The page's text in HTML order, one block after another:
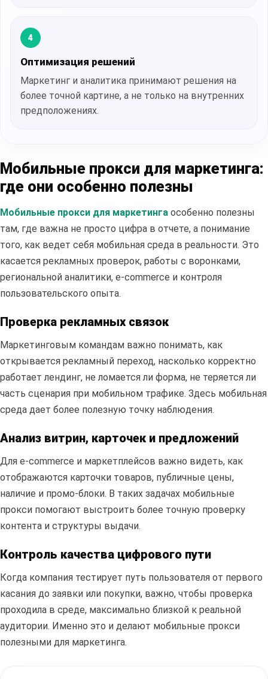
4
Оптимизация решений
Маркетинг и аналитика принимают решения на
более точной картине, а не только на внутренних
предположениях.
Мобильные прокси для маркетинга:
где они особенно полезны
Мобильные прокси для маркетинга особенно полезны
там, где важна не просто цифра в отчете, а понимание
того, как ведет себя мобильная среда в реальности. Это
касается рекламных проверок, работы с воронками,
региональной аналитики, e-commerce и контроля
пользовательского опыта.
Проверка рекламных связок
Маркетинговым командам важно понимать, как
открывается рекламный переход, насколько корректно
работает лендинг, не ломается ли форма, не теряется ли
часть сценария при мобильном трафике. Здесь мобильная
среда дает более полезную точку наблюдения.
Анализ витрин, карточек и предложений
Для e-commerce и маркетплейсов важно видеть, как
отображаются карточки товаров, публичные цены,
наличие и промо-блоки. В таких задачах мобильные
прокси помогают выстроить более точную проверку
контента и структуры выдачи.
Контроль качества цифрового пути
Когда компания тестирует путь пользователя от первого
касания до заявки или покупки, важно, чтобы проверка
проходила в среде, максимально близкой к реальной
аудитории. Именно это и делают мобильные прокси
полезными для маркетинга.